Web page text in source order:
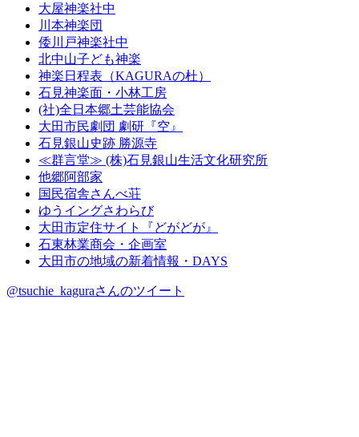
大屋神楽社中
川本神楽団
倭川戸神楽社中
北中山子ども神楽
神楽日程表（KAGURAの杜）
石見神楽面・小林工房
(社)全日本郷土芸能協会
大田市民劇団 劇研『空』
石見銀山史跡 勝源寺
≪群言堂≫ (株)石見銀山生活文化研究所
他郷阿部家
国民宿舎さんべ荘
ゆうイングさわらび
大田市定住サイト『どがどが』
石東林業商会・企画室
大田市の地域の新着情報・DAYS
@tsuchie_kaguraさんのツイート